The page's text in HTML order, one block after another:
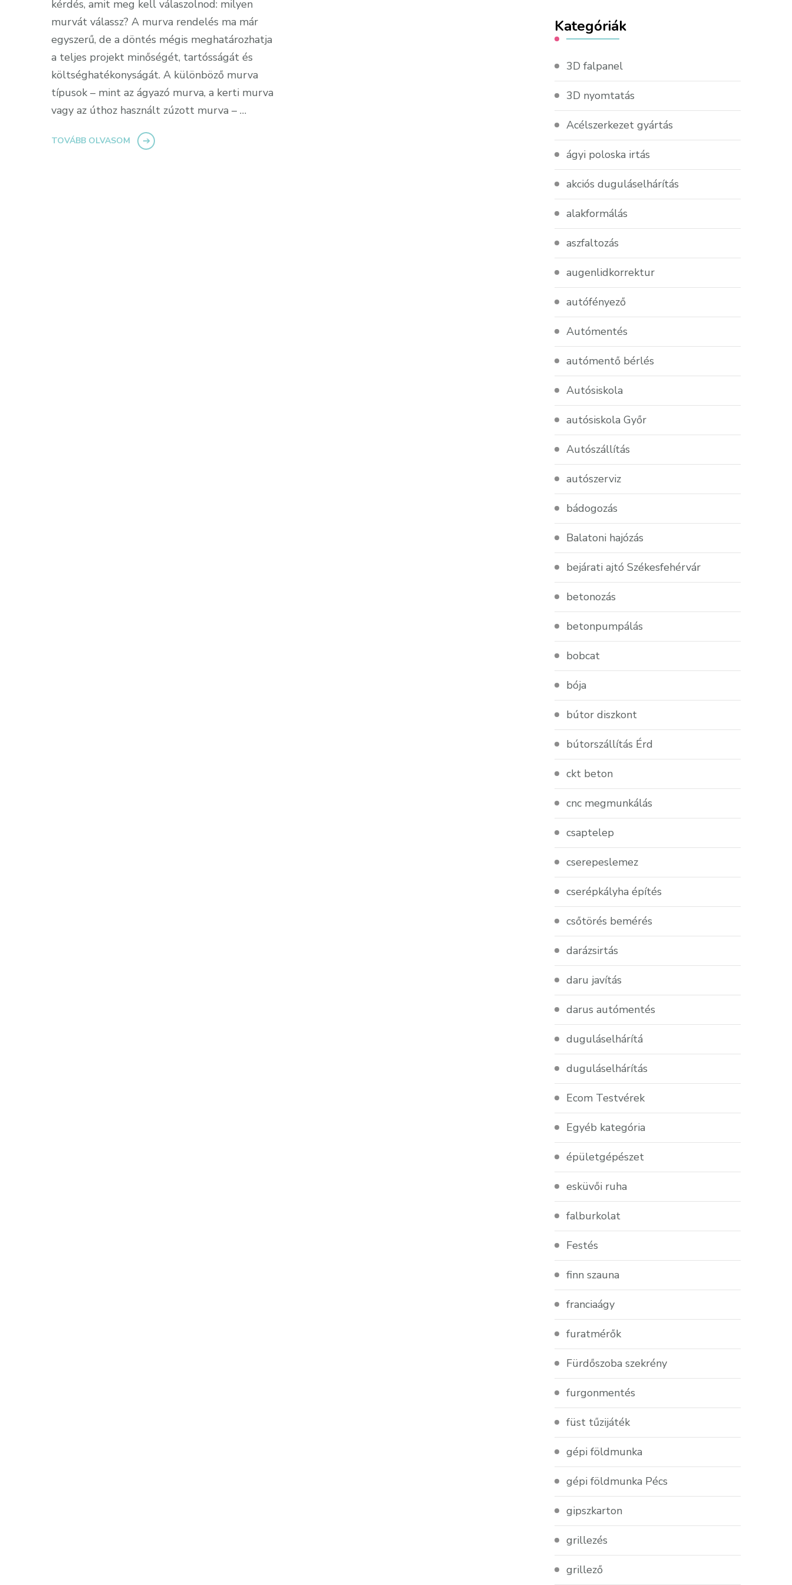
kérdés, amit meg kell válaszolnod: milyen
murvát válassz? A murva rendelés ma már
egyszerű, de a döntés mégis meghatározhatja
a teljes projekt minőségét, tartósságát és
költséghatékonyságát. A különböző murva
típusok – mint az ágyazó murva, a kerti murva
vagy az úthoz használt zúzott murva – …
TOVÁBB OLVASOM
Kategóriák
3D falpanel
3D nyomtatás
Acélszerkezet gyártás
ágyi poloska irtás
akciós duguláselhárítás
alakformálás
aszfaltozás
augenlidkorrektur
autófényező
Autómentés
autómentő bérlés
Autósiskola
autósiskola Győr
Autószállítás
autószerviz
bádogozás
Balatoni hajózás
bejárati ajtó Székesfehérvár
betonozás
betonpumpálás
bobcat
bója
bútor diszkont
bútorszállítás Érd
ckt beton
cnc megmunkálás
csaptelep
cserepeslemez
cserépkályha építés
csőtörés bemérés
darázsirtás
daru javítás
darus autómentés
duguláselhárítá
duguláselhárítás
Ecom Testvérek
Egyéb kategória
épületgépészet
esküvői ruha
falburkolat
Festés
finn szauna
franciaágy
furatmérők
Fürdőszoba szekrény
furgonmentés
füst tűzijáték
gépi földmunka
gépi földmunka Pécs
gipszkarton
grillezés
grillező